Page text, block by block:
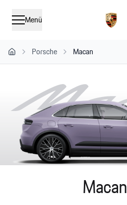
Menü
Porsche Macan